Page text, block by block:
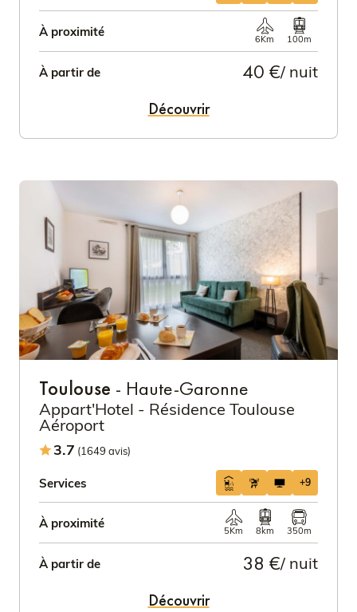
À proximité
6Km 100m
À partir de 40 €/ nuit
Découvrir
Toulouse - Haute-Garonne
Appart'Hotel - Résidence Toulouse
Aéroport
3.7 (1649 avis)
Services +9
À proximité
5Km 8km 350m
À partir de 38 €/ nuit
Découvrir